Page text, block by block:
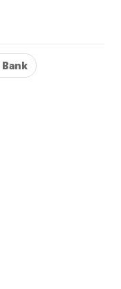
Bank